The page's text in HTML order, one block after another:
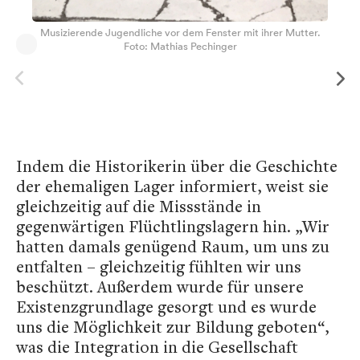
Musizierende Jugendliche vor dem Fenster mit ihrer Mutter.
Foto: Mathias Pechinger
Indem die Historikerin über die Geschichte
der ehemaligen Lager informiert, weist sie
gleichzeitig auf die Missstände in
gegenwärtigen Flüchtlingslagern hin. „Wir
hatten damals genügend Raum, um uns zu
entfalten – gleichzeitig fühlten wir uns
beschützt. Außerdem wurde für unsere
Existenzgrundlage gesorgt und es wurde
uns die Möglichkeit zur Bildung geboten“,
was die Integration in die Gesellschaft